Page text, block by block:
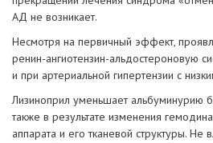
АД не возникает.
Несмотря на первичный эффект,
ренин-ангиотензин-альдостероновую
и при артериальной гипертензии с
Лизиноприл уменьшает альбуминурию
также в результате изменения
аппарата и его тканевой структуры. Не